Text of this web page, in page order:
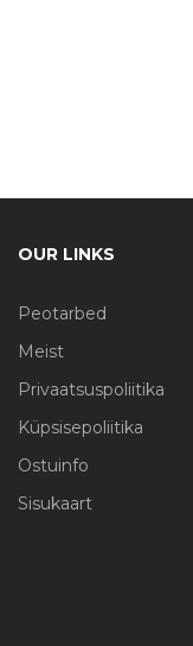
OUR LINKS
Peotarbed
Meist
Privaatsuspoliitika
Küpsisepoliitika
Ostuinfo
Sisukaart